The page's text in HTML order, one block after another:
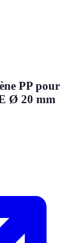
PP pour
Ø 20 mm